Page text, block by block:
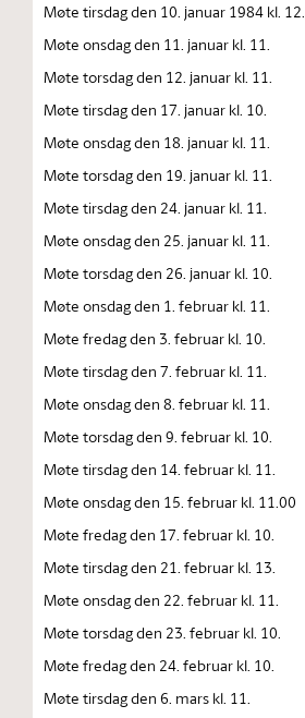
Møte tirsdag den 10. januar 1984 kl. 12.
Møte onsdag den 11. januar kl. 11.
Møte torsdag den 12. januar kl. 11.
Møte tirsdag den 17. januar kl. 10.
Møte onsdag den 18. januar kl. 11.
Møte torsdag den 19. januar kl. 11.
Møte tirsdag den 24. januar kl. 11.
Møte onsdag den 25. januar kl. 11.
Møte torsdag den 26. januar kl. 10.
Møte onsdag den 1. februar kl. 11.
Møte fredag den 3. februar kl. 10.
Møte tirsdag den 7. februar kl. 11.
Møte onsdag den 8. februar kl. 11.
Møte torsdag den 9. februar kl. 10.
Møte tirsdag den 14. februar kl. 11.
Møte onsdag den 15. februar kl. 11.00
Møte fredag den 17. februar kl. 10.
Møte tirsdag den 21. februar kl. 13.
Møte onsdag den 22. februar kl. 11.
Møte torsdag den 23. februar kl. 10.
Møte fredag den 24. februar kl. 10.
Møte tirsdag den 6. mars kl. 11.